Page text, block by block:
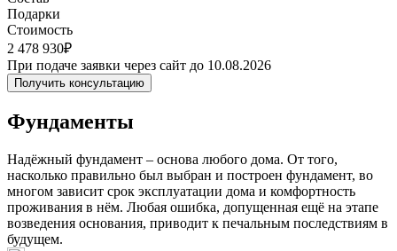
Подарки
Стоимость
2 478 930₽
При подаче заявки через сайт до 10.08.2026
Получить консультацию
Фундаменты
Надёжный фундамент – основа любого дома. От того,
насколько правильно был выбран и построен фундамент, во
многом зависит срок эксплуатации дома и комфортность
проживания в нём. Любая ошибка, допущенная ещё на этапе
возведения основания, приводит к печальным последствиям в
будущем.